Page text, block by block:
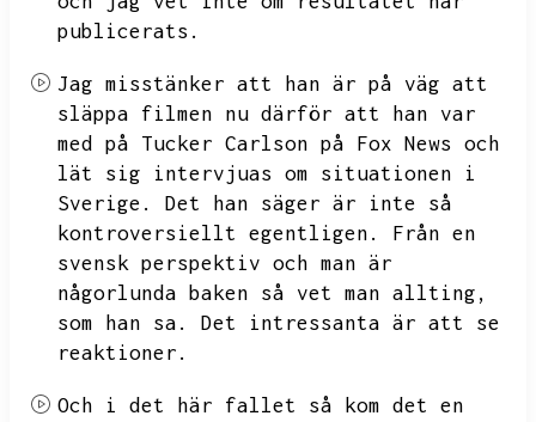
publicerats.
Jag misstänker att han är på väg att
släppa filmen nu därför att han var
med på Tucker Carlson på Fox News och
lät sig intervjuas om situationen i
Sverige.
Det han säger är inte så
kontroversiellt egentligen.
Från en
svensk perspektiv och man är
någorlunda baken så vet man allting,
som han sa.
Det intressanta är att se
reaktioner.
Och i det här fallet så kom det en